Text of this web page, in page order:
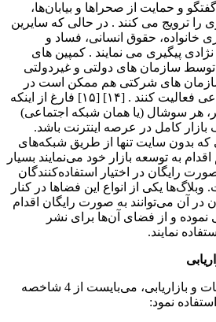
و حمایت از صحراها و بیابان‌ها،
را ترویج مى کنند . در حالى که سایرین
خانواده، حقوق انسانى، فساد و
پیگیرى مى نمایند . کمپین هاى
توسط سازمان هاى دولتى و غیردولتى
هاى شرکتى هم ممکن است در
کمپین هاى بازاریابى اجتماعى فعالیت کنند . [۱۴] [۱۵] فارغ از اینکه
هر سوشال (یا همان شبکه اجتماعی)
بازار کامل در عرصه اینترنت باشد.
که بدون سایت تنها از طریق شبکه‌های
به توسعه بازار خود می‌نمایند بسیار
رایگان در اختیار استفاده‌کنندگان
وبلاگ‌ها یکی از انواع این فضاها در کنار
آن می‌توانند به صورت رایگان اقدام
و از فضای آن‌ها برای نشر
نمایند.
برای ارزیابی راندمان تبلیغات و بازاریابی، می‌بایست از 4 شاخصه
نمود: